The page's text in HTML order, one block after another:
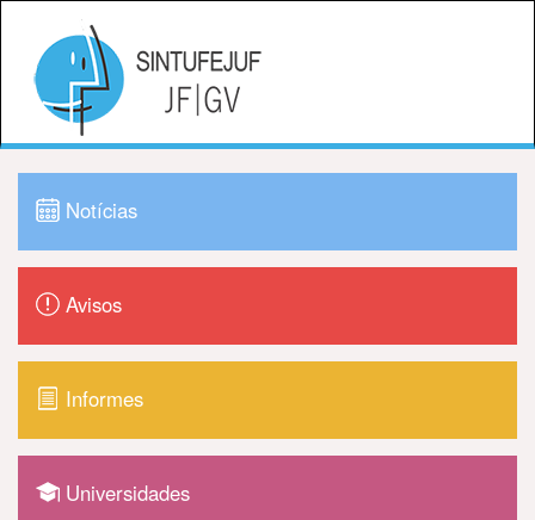
Notícias
Avisos
Informes
Universidades